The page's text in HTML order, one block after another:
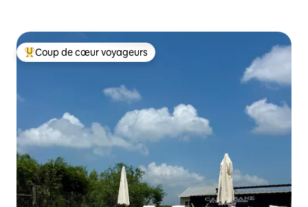
Coups de cœur voyageurs les plus appréciés
Coup de cœur voyageurs